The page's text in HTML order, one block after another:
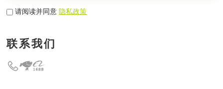
请阅读并同意隐私政策
联系我们